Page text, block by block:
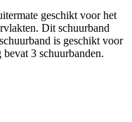
geschikt voor het
Dit schuurband
is geschikt voor
3 schuurbanden.